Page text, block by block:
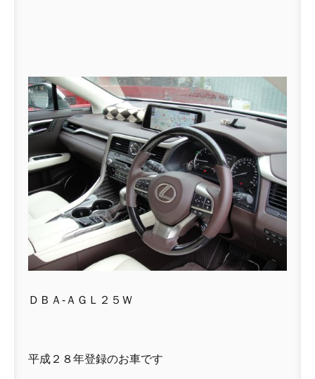
ＤＢＡ-ＡＧＬ２５Ｗ
平成２８年登録のお車です